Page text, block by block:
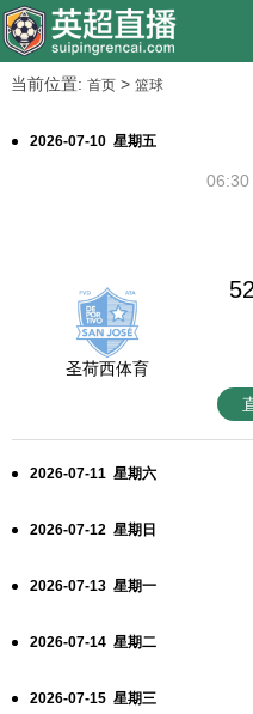
当前位置: 首页> 篮球
2026-07-10 星期五
06:30
圣荷西体育
52
2026-07-11 星期六
2026-07-12 星期日
2026-07-13 星期一
2026-07-14 星期二
2026-07-15 星期三